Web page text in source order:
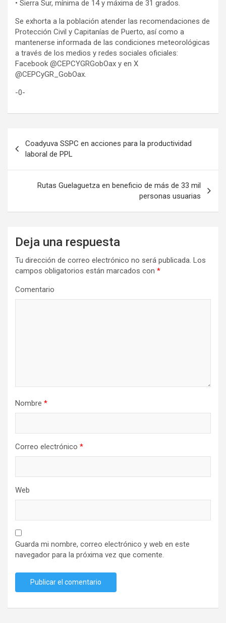
• Sierra Sur, mínima de 14 y máxima de 31 grados.
Se exhorta a la población atender las recomendaciones de
Protección Civil y Capitanías de Puerto, así como a
mantenerse informada de las condiciones meteorológicas
a través de los medios y redes sociales oficiales:
Facebook @CEPCYGRGobOax y en X
@CEPCyGR_GobOax.
-0-
de
entradas
Coadyuva SSPC en acciones para la productividad
laboral de PPL
Rutas Guelaguetza en beneficio de más de 33 mil
personas usuarias
Deja una respuesta
Tu dirección de correo electrónico no será publicada. Los
campos obligatorios están marcados con *
Comentario
Nombre *
Correo electrónico *
Web
Guarda mi nombre, correo electrónico y web en este
navegador para la próxima vez que comente.